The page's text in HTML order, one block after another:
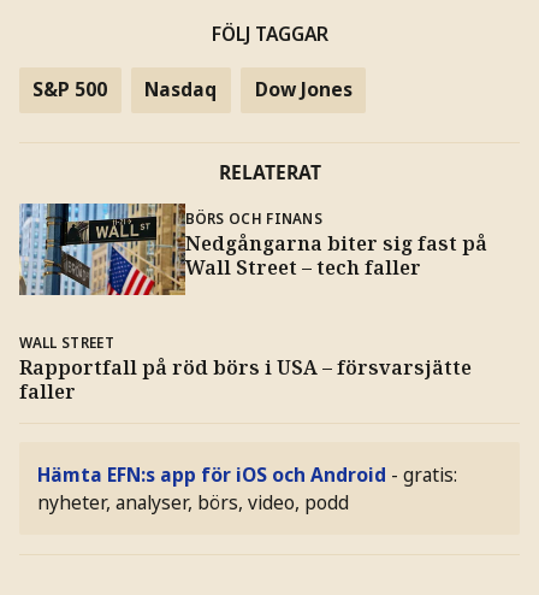
FÖLJ TAGGAR
S&P 500 Nasdaq Dow Jones
RELATERAT
BÖRS OCH FINANS
Nedgångarna biter sig fast på
Wall Street – tech faller
WALL STREET
Rapportfall på röd börs i USA – försvarsjätte
faller
Hämta EFN:s app för iOS och Android - gratis:
nyheter, analyser, börs, video, podd